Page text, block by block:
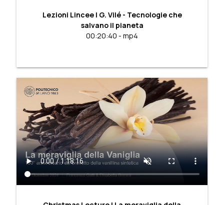
Lezioni Lincee | G. Vilé - Tecnologie che
salvano il pianeta
00:20:40 - mp4